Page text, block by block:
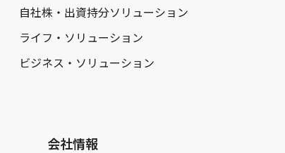
自社株・出資持分ソリューション
ライフ・ソリューション
ビジネス・ソリューション
会社情報